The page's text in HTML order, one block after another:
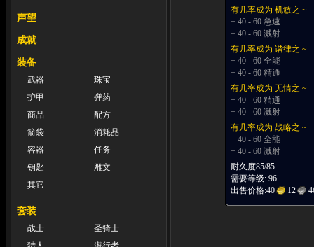
声望
成就
装备
武器
珠宝
护甲
弹药
商品
配方
箭袋
消耗品
容器
任务
钥匙
雕文
其它
套装
战士
圣骑士
有几率成为 机敏之 ~
+ 40 - 60 急速
+ 40 - 60 溅射
有几率成为 谐律之 ~
+ 40 - 60 全能
+ 40 - 60 精通
有几率成为 无情之 ~
+ 40 - 60 精通
+ 40 - 60 溅射
有几率成为 战略之 ~
+ 40 - 60 全能
+ 40 - 60 溅射
耐久度85/85
需要等级: 96
出售价格:40 12